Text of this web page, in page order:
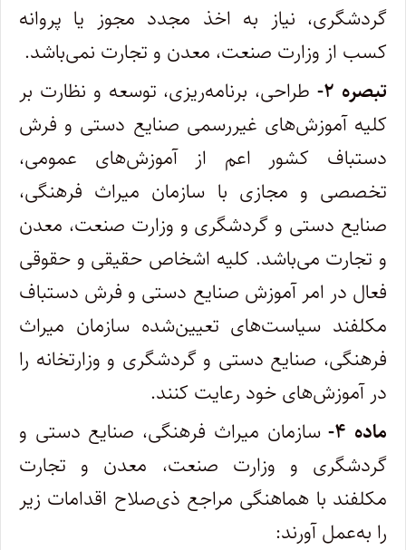
گردشگری، نیاز به اخذ مجدد مجوز یا پروانه
کسب از وزارت صنعت، معدن و تجارت نمی‌باشد.
تبصره ۲-
طراحی، برنامه‌ریزی، توسعه و نظارت بر
کلیه آموزش‌های غیررسمی صنایع دستی و فرش
دستباف کشور اعم از آموزش‌های عمومی،
تخصصی و مجازی با سازمان میراث فرهنگی،
صنایع دستی و گردشگری و وزارت صنعت، معدن
و تجارت می‌باشد. کلیه اشخاص حقیقی و حقوقی
فعال در امر آموزش صنایع دستی و فرش دستباف
مکلفند سیاست‌های تعیین‌شده سازمان میراث
فرهنگی، صنایع دستی و گردشگری و وزارتخانه را
در آموزش‌های خود رعایت کنند.
ماده ۴-
سازمان میراث فرهنگی، صنایع دستی و
گردشگری و وزارت صنعت، معدن و تجارت
مکلفند با هماهنگی مراجع ذی‌صلاح اقدامات زیر
را به‌عمل آورند: